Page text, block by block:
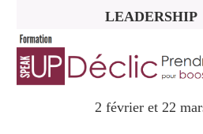
LEADERSHIP
2 février et 22